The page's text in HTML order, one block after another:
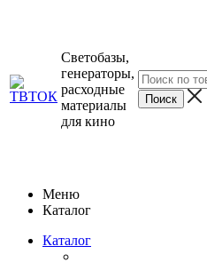
Светобазы,
генераторы,
расходные
материалы
для кино
Меню
Каталог
Каталог